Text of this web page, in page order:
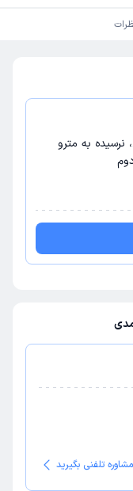
نرسیده به مترو
مشاوره تلفنی بگیرید